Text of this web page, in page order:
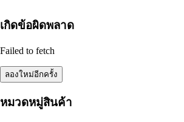
เกิดข้อผิดพลาด
Failed to fetch
ลองใหม่อีกครั้ง
หมวดหมู่สินค้า